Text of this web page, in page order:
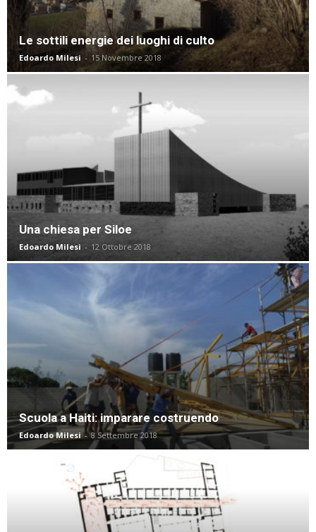
Le sottili energie dei luoghi di culto
Edoardo Milesi - 15 Novembre 2018
Una chiesa per Siloe
Edoardo Milesi - 12 Ottobre 2018
Scuola a Haiti: imparare costruendo
Edoardo Milesi - 8 Settembre 2018